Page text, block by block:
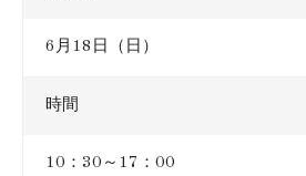
6月18日（日）
時間
10：30～17：00